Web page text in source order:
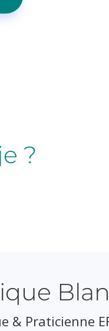
?
& Praticienne